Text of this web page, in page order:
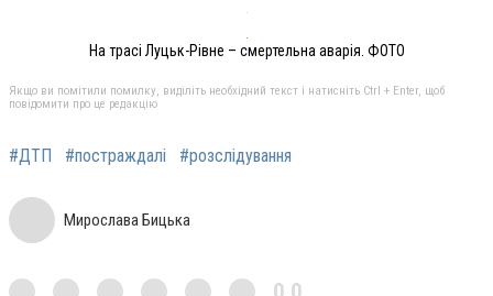
На трасі Луцьк-Рівне – смертельна аварія. ФОТО
Якщо ви помітили помилку, виділіть необхідний текст і натисніть Ctrl + Enter, щоб
повідомити про це редакцію
#ДТП #постраждалі #розслідування
Мирослава Бицька